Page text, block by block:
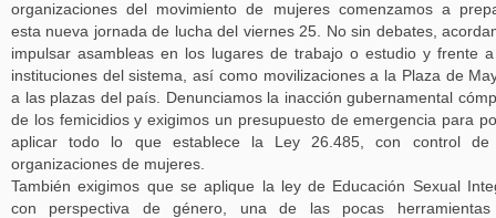
organizaciones del movimiento de mujeres comenzamos a
esta nueva jornada de lucha del viernes 25. No sin debates,
impulsar asambleas en los lugares de trabajo o estudio y frente
instituciones del sistema, así como movilizaciones a la Plaza de
a las plazas del país. Denunciamos la inacción gubernamental
de los femicidios y exigimos un presupuesto de emergencia para
aplicar todo lo que establece la Ley 26.485, con control de
organizaciones de mujeres.
También exigimos que se aplique la ley de Educación Sexual
con perspectiva de género, una de las pocas